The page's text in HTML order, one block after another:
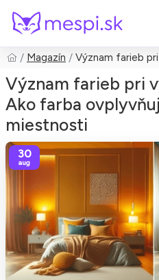
Hľadať
Magazín Význam farieb
Význam farieb pri
Ako farba
miestnosti
30
aug